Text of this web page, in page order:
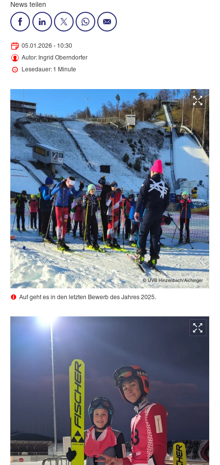
News teilen
05.01.2026 - 10:30
Autor: Ingrid Oberndorfer
Lesedauer: 1 Minute
© UVB Hinzenbach/Aichinger
Auf geht es in den letzten Bewerb des Jahres 2025.